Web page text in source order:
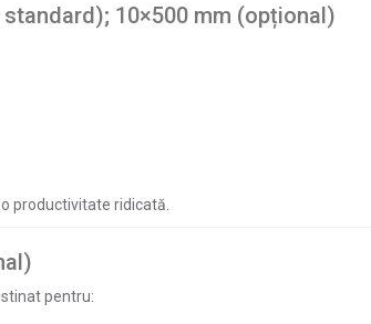
10×500 mm (opțional)
productivitate ridicată.
pentru: